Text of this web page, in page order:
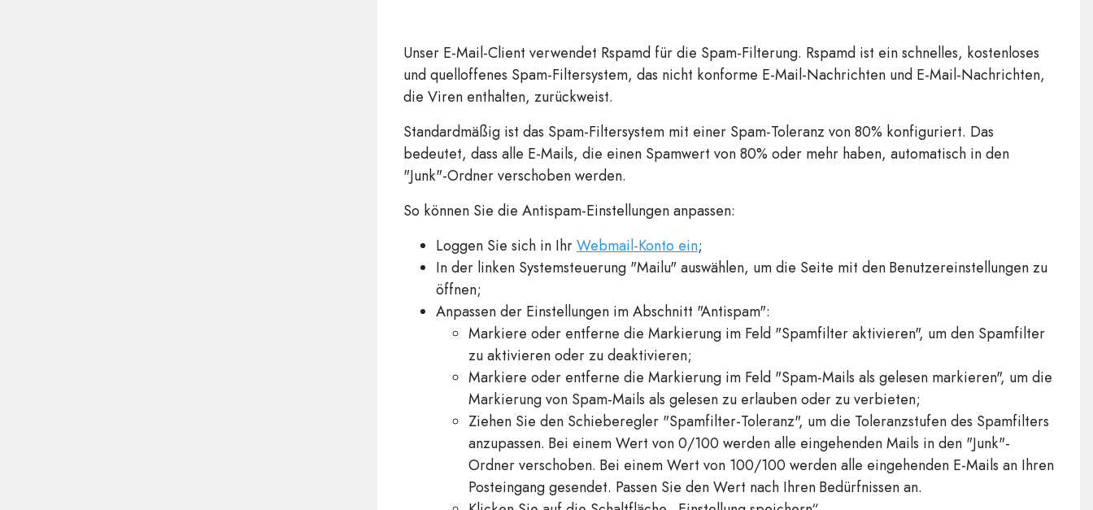
Unser E-Mail-Client verwendet Rspamd für die Spam-Filterung. Rspamd ist ein schnelles, kostenloses
und quelloffenes Spam-Filtersystem, das nicht konforme E-Mail-Nachrichten und E-Mail-Nachrichten,
die Viren enthalten, zurückweist.
Standardmäßig ist das Spam-Filtersystem mit einer Spam-Toleranz von 80% konfiguriert. Das
bedeutet, dass alle E-Mails, die einen Spamwert von 80% oder mehr haben, automatisch in den
"Junk"-Ordner verschoben werden.
So können Sie die Antispam-Einstellungen anpassen:
Loggen Sie sich in IhrWebmail-Konto ein;
In der linken Systemsteuerung "Mailu" auswählen, um die Seite mit den Benutzereinstellungen zu
öffnen;
Anpassen der Einstellungen im Abschnitt "Antispam":
Markiere oder entferne die Markierung im Feld "Spamfilter aktivieren", um den Spamfilter
zu aktivieren oder zu deaktivieren;
Markiere oder entferne die Markierung im Feld "Spam-Mails als gelesen markieren", um die
Markierung von Spam-Mails als gelesen zu erlauben oder zu verbieten;
Ziehen Sie den Schieberegler "Spamfilter-Toleranz", um die Toleranzstufen des Spamfilters
anzupassen. Bei einem Wert von 0/100 werden alle eingehenden Mails in den "Junk"-
Ordner verschoben. Bei einem Wert von 100/100 werden alle eingehenden E-Mails an Ihren
Posteingang gesendet. Passen Sie den Wert nach Ihren Bedürfnissen an.